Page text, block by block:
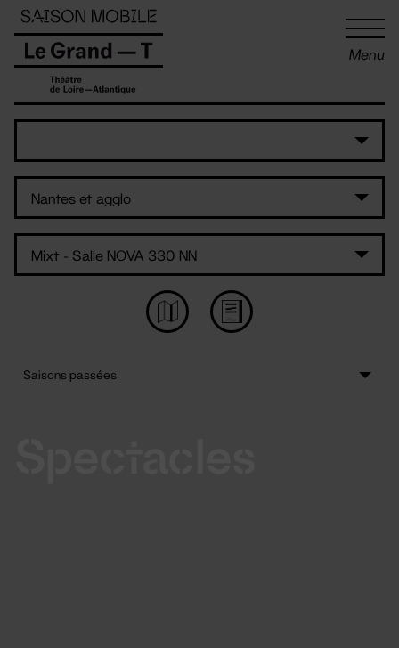
Menu
Panneau de gestion des cookies